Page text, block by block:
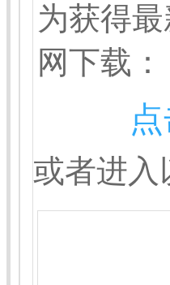
为获得
网下载：
或者进入